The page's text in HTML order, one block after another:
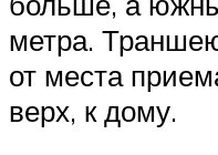
метра.
от места
верх, к дому.